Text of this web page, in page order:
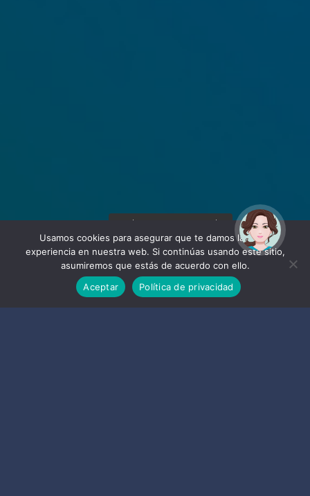
Usamos cookies para asegurar que te damos la mejor
experiencia en nuestra web. Si continúas usando este sitio,
asumiremos que estás de acuerdo con ello.
Aceptar
Política de privacidad
¡Hola! Soy Noy. ¿Puedo
ayudarte?